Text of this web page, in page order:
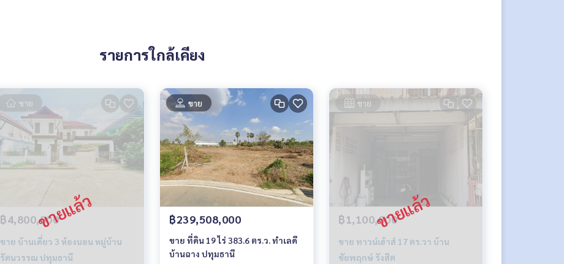
รายการใกล้เคียง
ขาย
฿4,800,000
ขาย บ้านเดี่ยว 3 ห้องนอน หมู่บ้าน
รัตนวรรณ ปทุมธานี
ขาย
฿239,508,000
ขาย ที่ดิน 19 ไร่ 383.6 ตร.ว. ทำเลดี
บ้านฉาง ปทุมธานี
ขาย
฿1,100,000
ขาย ทาวน์เฮ้าส์ 17 ตร.วา บ้าน
ชัยพฤกษ์ รังสิต